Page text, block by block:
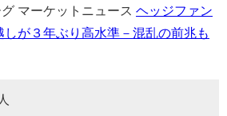
マーケットニュース ヘッジファン
しが３年ぶり高水準－混乱の前兆も